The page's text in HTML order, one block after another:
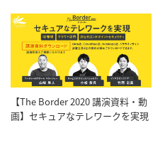
【The Border 2020 講演資料・動
画】セキュアなテレワークを実現